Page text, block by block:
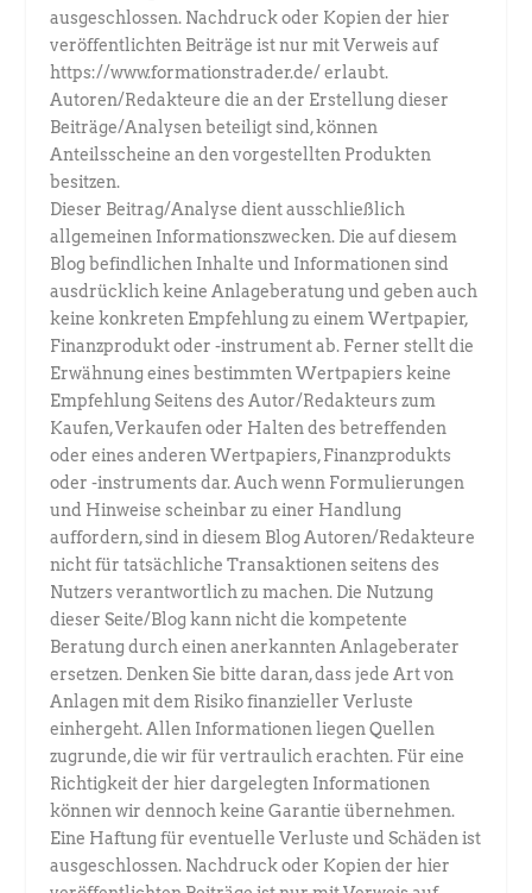
ausgeschlossen. Nachdruck oder Kopien der hier
veröffentlichten Beiträge ist nur mit Verweis auf
https://www.formationstrader.de/ erlaubt.
Autoren/Redakteure die an der Erstellung dieser
Beiträge/Analysen beteiligt sind, können
Anteilsscheine an den vorgestellten Produkten
besitzen.
Dieser Beitrag/Analyse dient ausschließlich
allgemeinen Informationszwecken. Die auf diesem
Blog befindlichen Inhalte und Informationen sind
ausdrücklich keine Anlageberatung und geben auch
keine konkreten Empfehlung zu einem Wertpapier,
Finanzprodukt oder -instrument ab. Ferner stellt die
Erwähnung eines bestimmten Wertpapiers keine
Empfehlung Seitens des Autor/Redakteurs zum
Kaufen, Verkaufen oder Halten des betreffenden
oder eines anderen Wertpapiers, Finanzprodukts
oder -instruments dar. Auch wenn Formulierungen
und Hinweise scheinbar zu einer Handlung
auffordern, sind in diesem Blog Autoren/Redakteure
nicht für tatsächliche Transaktionen seitens des
Nutzers verantwortlich zu machen. Die Nutzung
dieser Seite/Blog kann nicht die kompetente
Beratung durch einen anerkannten Anlageberater
ersetzen. Denken Sie bitte daran, dass jede Art von
Anlagen mit dem Risiko finanzieller Verluste
einhergeht. Allen Informationen liegen Quellen
zugrunde, die wir für vertraulich erachten. Für eine
Richtigkeit der hier dargelegten Informationen
können wir dennoch keine Garantie übernehmen.
Eine Haftung für eventuelle Verluste und Schäden ist
ausgeschlossen. Nachdruck oder Kopien der hier